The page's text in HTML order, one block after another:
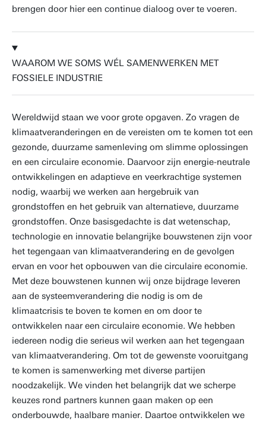
brengen door hier een continue dialoog over te voeren.
WAAROM WE SOMS WÉL SAMENWERKEN MET
FOSSIELE INDUSTRIE
Wereldwijd staan we voor grote opgaven. Zo vragen de
klimaatveranderingen en de vereisten om te komen tot een
gezonde, duurzame samenleving om slimme oplossingen
en een circulaire economie. Daarvoor zijn energie-neutrale
ontwikkelingen en adaptieve en veerkrachtige systemen
nodig, waarbij we werken aan hergebruik van
grondstoffen en het gebruik van alternatieve, duurzame
grondstoffen. Onze basisgedachte is dat wetenschap,
technologie en innovatie belangrijke bouwstenen zijn voor
het tegengaan van klimaatverandering en de gevolgen
ervan en voor het opbouwen van die circulaire economie.
Met deze bouwstenen kunnen wij onze bijdrage leveren
aan de systeemverandering die nodig is om de
klimaatcrisis te boven te komen en om door te
ontwikkelen naar een circulaire economie. We hebben
iedereen nodig die serieus wil werken aan het tegengaan
van klimaatverandering. Om tot de gewenste vooruitgang
te komen is samenwerking met diverse partijen
noodzakelijk. We vinden het belangrijk dat we scherpe
keuzes rond partners kunnen gaan maken op een
onderbouwde, haalbare manier. Daartoe ontwikkelen we